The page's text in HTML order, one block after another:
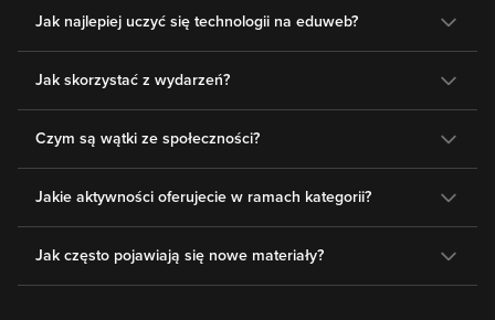
Jak najlepiej uczyć się technologii na eduweb?
Jak skorzystać z wydarzeń?
Czym są wątki ze społeczności?
Jakie aktywności oferujecie w ramach kategorii?
Jak często pojawiają się nowe materiały?